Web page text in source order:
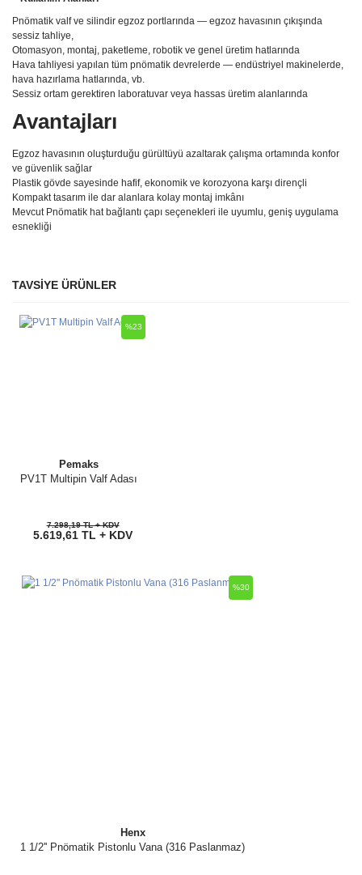
Pnömatik valf ve silindir egzoz portlarında — egzoz havasının çıkışında
sessiz tahliye,
Otomasyon, montaj, paketleme, robotik ve genel üretim hatlarında
Hava tahliyesi yapılan tüm pnömatik devrelerde — endüstriyel makinelerde,
hava hazırlama hatlarında, vb.
Sessiz ortam gerektiren laboratuvar veya hassas üretim alanlarında
Avantajları
Egzoz havasının oluşturduğu gürültüyü azaltarak çalışma ortamında konfor
ve güvenlik sağlar
Plastik gövde sayesinde hafif, ekonomik ve korozyona karşı dirençli
Kompakt tasarım ile dar alanlara kolay montaj imkânı
Mevcut Pnömatik hat bağlantı çapı seçenekleri ile uyumlu, geniş uygulama
esnekliği
TAVSİYE ÜRÜNLER
Pemaks
PV1T Multipin Valf Adası
%23
7.298,19 TL + KDV
5.619,61 TL + KDV
Henx
1 1/2'' Pnömatik Pistonlu Vana (316 Paslanmaz)
%30